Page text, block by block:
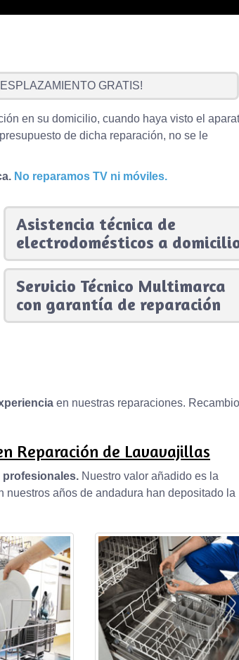
GRATIS!
en su domicilio, cuando haya visto el
de dicha reparación, no se le
No reparamos TV ni móviles.
Asistencia técnica de
electrodomésticos a
Servicio Técnico Multimarca
con garantía de reparación
en nuestras reparaciones.
Reparación de Lavavajillas
profesionales. Nuestro valor añadido es la
años de andadura han depositado la